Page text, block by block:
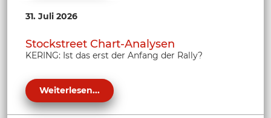
31. Juli 2026
Stockstreet Chart-Analysen
KERING: Ist das erst der Anfang der Rally?
Weiterlesen...